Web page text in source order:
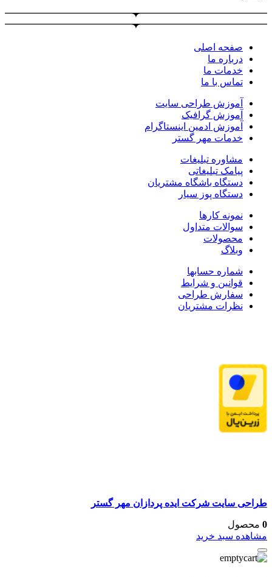
صفحه اصلی
درباره ما
خدمات ما
تماس با ما
آموزش طراحی سایت
آموزش گرافیک
آموزش ادمین اینستاگرام
خدمات مهر گستر
مشاوره تبلیغات
پیامک تبلیغاتی
دستگاه باشگاه مشتریان
دستگاه پوز سیار
نمونه کارها
سوالات متداول
محصولات
وبلاگ
شماره حسابها
قوانین و شرایط
سفارش طراحی
نظرات مشتریان
طراحی سایت شرکت ایده پردازان مهر گستر
0 محصول
مشاهده سبد خرید